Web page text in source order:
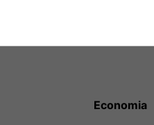
Economia